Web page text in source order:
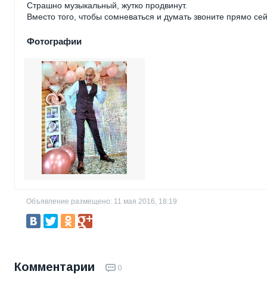
Страшно музыкальный, жутко продвинут.
Вместо того, чтобы сомневаться и думать звоните прямо
Фотографии
Объявление размещено: 11 мая 2016, 18:19
Комментарии 0